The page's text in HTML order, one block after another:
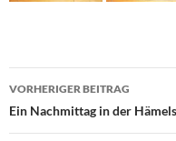
Beitrags-
Navigation
VORHERIGER BEITRAG
Ein Nachmittag in der